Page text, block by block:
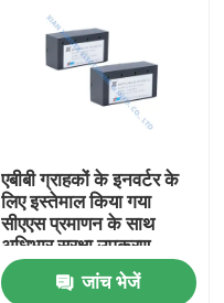
एबीबी ग्राहकों के इनवर्टर के
लिए इस्तेमाल किया गया
सीएएस प्रमाणन के साथ
अधिभार सुरक्षा उपकरण
जांच भेजें